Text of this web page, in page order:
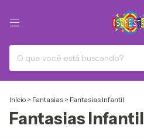
Início > Fantasias > Fantasias Infantil
Fantasias Infantil